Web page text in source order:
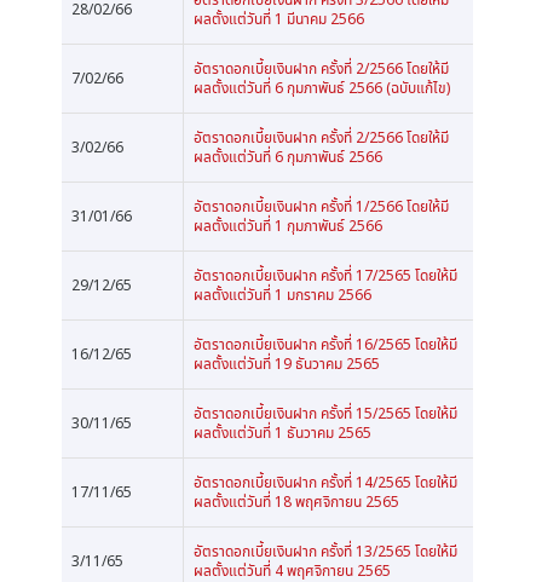
28/02/66
ผลตั้งแต่วันที่ 1 มีนาคม 2566
7/02/66
อัตราดอกเบี้ยเงินฝาก ครั้งที่ 2/2566 โดยให้มี
ผลตั้งแต่วันที่ 6 กุมภาพันธ์ 2566 (ฉบับแก้ไข)
3/02/66
อัตราดอกเบี้ยเงินฝาก ครั้งที่ 2/2566 โดยให้มี
ผลตั้งแต่วันที่ 6 กุมภาพันธ์ 2566
31/01/66
อัตราดอกเบี้ยเงินฝาก ครั้งที่ 1/2566 โดยให้มี
ผลตั้งแต่วันที่ 1 กุมภาพันธ์ 2566
29/12/65
อัตราดอกเบี้ยเงินฝาก ครั้งที่ 17/2565 โดยให้มี
ผลตั้งแต่วันที่ 1 มกราคม 2566
16/12/65
อัตราดอกเบี้ยเงินฝาก ครั้งที่ 16/2565 โดยให้มี
ผลตั้งแต่วันที่ 19 ธันวาคม 2565
30/11/65
อัตราดอกเบี้ยเงินฝาก ครั้งที่ 15/2565 โดยให้มี
ผลตั้งแต่วันที่ 1 ธันวาคม 2565
17/11/65
อัตราดอกเบี้ยเงินฝาก ครั้งที่ 14/2565 โดยให้มี
ผลตั้งแต่วันที่ 18 พฤศจิกายน 2565
3/11/65
อัตราดอกเบี้ยเงินฝาก ครั้งที่ 13/2565 โดยให้มี
ผลตั้งแต่วันที่ 4 พฤศจิกายน 2565